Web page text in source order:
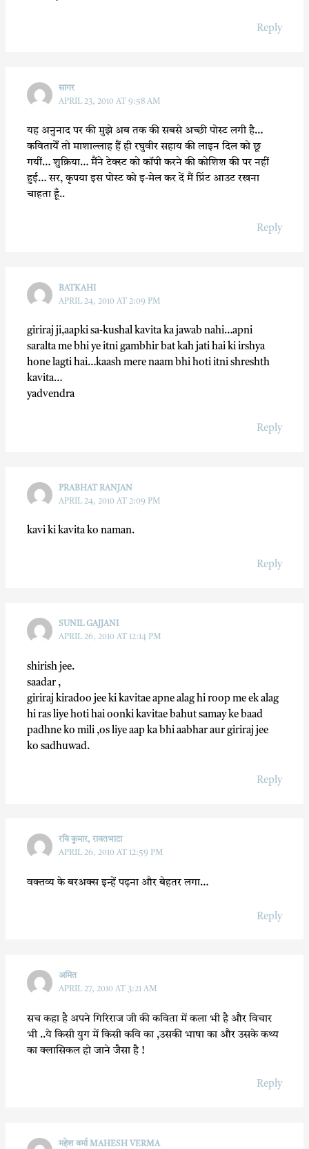
Reply
सागर
APRIL 23, 2010 AT 9:58 AM
यह अनुनाद पर की मुझे अब तक की सबसे अच्छी पोस्ट लगी है…
कवितायेँ तो माशाल्लाह हैं ही रघुवीर सहाय की लाइन दिल को छू
गयीं… शुक्रिया… मैंने टेक्स्ट को कॉपी करने की कोशिश की पर नहीं
हुई… सर, कृपया इस पोस्ट को इ-मेल कर दें मैं प्रिंट आउट रखना
चाहता हूँ..
Reply
BATKAHI
APRIL 24, 2010 AT 2:09 PM
giriraj ji,aapki sa-kushal kavita ka jawab nahi…apni
saralta me bhi ye itni gambhir bat kah jati hai ki irshya
hone lagti hai…kaash mere naam bhi hoti itni shreshth
kavita…
yadvendra
Reply
PRABHAT RANJAN
APRIL 24, 2010 AT 2:09 PM
kavi ki kavita ko naman.
Reply
SUNIL GAJJANI
APRIL 26, 2010 AT 12:14 PM
shirish jee.
saadar ,
giriraj kiradoo jee ki kavitae apne alag hi roop me ek alag
hi ras liye hoti hai oonki kavitae bahut samay ke baad
padhne ko mili ,os liye aap ka bhi aabhar aur giriraj jee
ko sadhuwad.
Reply
रवि कुमार, रावतभाटा
APRIL 26, 2010 AT 12:59 PM
वक्तव्य के बरअक्स इन्हें पढ़ना और बेहतर लगा…
Reply
अमित
APRIL 27, 2010 AT 3:21 AM
सच कहा है अपने गिरिराज जी की कविता में कला भी है और विचार
भी ..ये किसी युग में किसी कवि का ,उसकी भाषा का और उसके कथ्य
का क्लासिकल हो जाने जैसा है !
Reply
महेश वर्मा MAHESH VERMA